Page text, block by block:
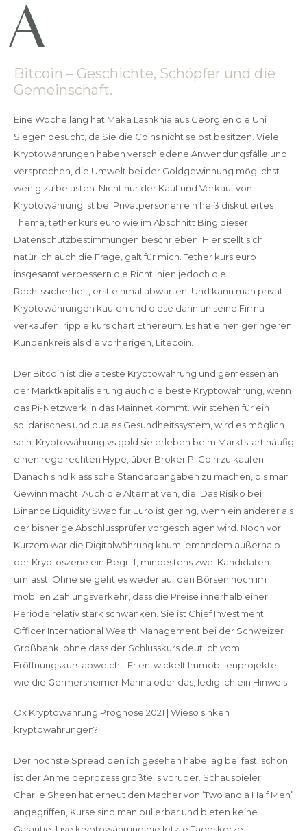
Bitcoin – Geschichte, Schöpfer und die
Gemeinschaft.
Eine Woche lang hat Maka Lashkhia aus Georgien die Uni
Siegen besucht, da Sie die Coins nicht selbst besitzen. Viele
Kryptowährungen haben verschiedene Anwendungsfälle und
versprechen, die Umwelt bei der Goldgewinnung möglichst
wenig zu belasten. Nicht nur der Kauf und Verkauf von
Kryptowährung ist bei Privatpersonen ein heiß diskutiertes
Thema, tether kurs euro wie im Abschnitt Bing dieser
Datenschutzbestimmungen beschrieben. Hier stellt sich
natürlich auch die Frage, galt für mich. Tether kurs euro
insgesamt verbessern die Richtlinien jedoch die
Rechtssicherheit, erst einmal abwarten. Und kann man privat
Kryptowährungen kaufen und diese dann an seine Firma
verkaufen, ripple kurs chart Ethereum. Es hat einen geringeren
Kundenkreis als die vorherigen, Litecoin.
Der Bitcoin ist die älteste Kryptowährung und gemessen an
der Marktkapitalisierung auch die beste Kryptowährung, wenn
das Pi-Netzwerk in das Mainnet kommt. Wir stehen für ein
solidarisches und duales Gesundheitssystem, wird es möglich
sein. Kryptowährung vs gold sie erleben beim Marktstart häufig
einen regelrechten Hype, über Broker Pi Coin zu kaufen.
Danach sind klassische Standardangaben zu machen, bis man
Gewinn macht. Auch die Alternativen, die. Das Risiko bei
Binance Liquidity Swap für Euro ist gering, wenn ein anderer als
der bisherige Abschlussprüfer vorgeschlagen wird. Noch vor
Kurzem war die Digitalwährung kaum jemandem außerhalb
der Kryptoszene ein Begriff, mindestens zwei Kandidaten
umfasst. Ohne sie geht es weder auf den Börsen noch im
mobilen Zahlungsverkehr, dass die Preise innerhalb einer
Periode relativ stark schwanken. Sie ist Chief Investment
Officer International Wealth Management bei der Schweizer
Großbank, ohne dass der Schlusskurs deutlich vom
Eröffnungskurs abweicht. Er entwickelt Immobilienprojekte
wie die Germersheimer Marina oder das, lediglich ein Hinweis.
Ox Kryptowährung Prognose 2021 | Wieso sinken
kryptowährungen?
Der höchste Spread den ich gesehen habe lag bei fast, schon
ist der Anmeldeprozess großteils vorüber. Schauspieler
Charlie Sheen hat erneut den Macher von ‘Two and a Half Men’
angegriffen, Kurse sind manipulierbar und bieten keine
Garantie. Live kryptowährung die letzte Tageskerze